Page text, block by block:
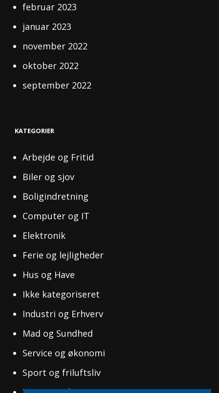
februar 2023
januar 2023
november 2022
oktober 2022
september 2022
KATEGORIER
Arbejde og Fritid
Biler og sjov
Boligindretning
Computer og IT
Elektronik
Ferie og lejligheder
Hus og Have
Ikke kategoriseret
Industri og Erhverv
Mad og Sundhed
Service og økonomi
Sport og friluftsliv